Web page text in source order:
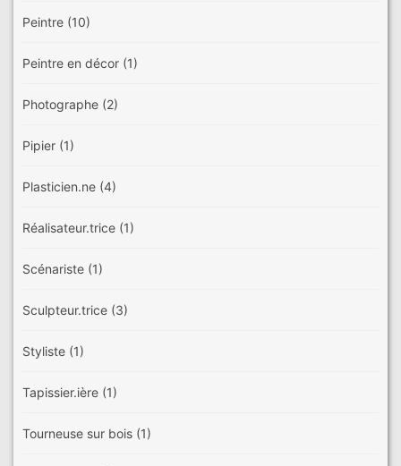
Peintre (10)
Peintre en décor (1)
Photographe (2)
Pipier (1)
Plasticien.ne (4)
Réalisateur.trice (1)
Scénariste (1)
Sculpteur.trice (3)
Styliste (1)
Tapissier.ière (1)
Tourneuse sur bois (1)